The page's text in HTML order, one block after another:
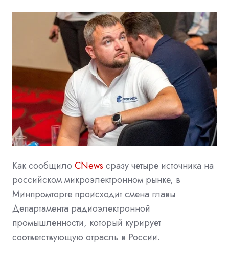
Как сообщило CNews сразу четыре источника на
российском микроэлектронном рынке, в
Минпромторге происходит смена главы
Департамента радиоэлектронной
промышленности, который курирует
соответствующую отрасль в России.